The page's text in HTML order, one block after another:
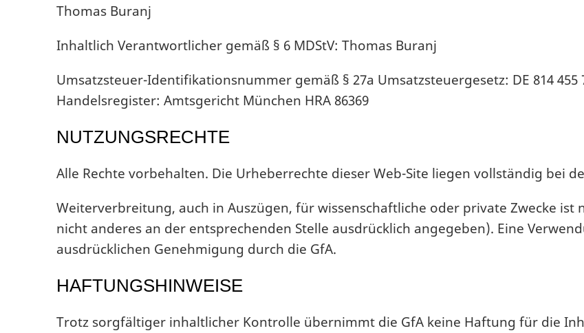
Thomas Buranj
Inhaltlich Verantwortlicher gemäß § 6 MDStV: Thomas Buranj
Umsatzsteuer-Identifikationsnummer gemäß § 27a Umsatzsteuergesetz: DE 814 455
Handelsregister: Amtsgericht München HRA 86369
NUTZUNGSRECHTE
Alle Rechte vorbehalten. Die Urheberrechte dieser Web-Site liegen vollständig bei
Weiterverbreitung, auch in Auszügen, für wissenschaftliche oder private Zwecke
nicht anderes an der entsprechenden Stelle ausdrücklich angegeben). Eine
ausdrücklichen Genehmigung durch die GfA.
HAFTUNGSHINWEISE
Trotz sorgfältiger inhaltlicher Kontrolle übernimmt die GfA keine Haftung für die